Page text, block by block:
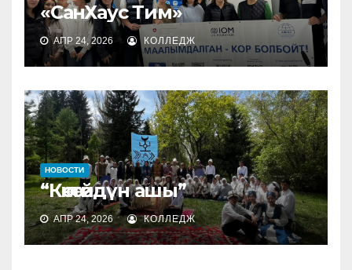
«СанХаус Тим»
АПР 24, 2026 КОЛЛЕДЖ
НОВОСТИ
“Көкөтөйдүн ашы”
АПР 24, 2026 КОЛЛЕДЖ